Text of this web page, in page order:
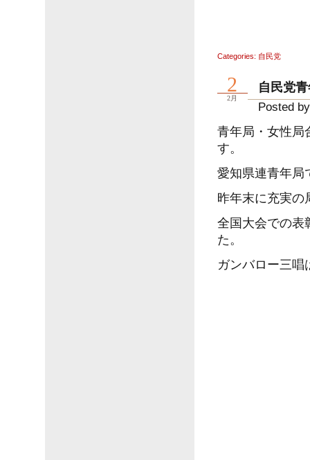
Categories: 自民党
自民党
Posted
青年局・女性局
す。
愛知県連青年局
昨年末に充実の
全国大会での表
た。
ガンバロー三唱
2
2月